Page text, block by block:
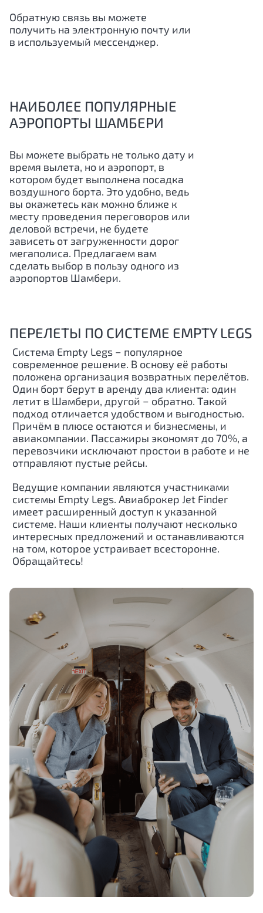
Обратную связь вы можете
получить на электронную почту или
в используемый мессенджер.
НАИБОЛЕЕ ПОПУЛЯРНЫЕ
АЭРОПОРТЫ ШАМБЕРИ
Вы можете выбрать не только дату и
время вылета, но и аэропорт, в
котором будет выполнена посадка
воздушного борта. Это удобно, ведь
вы окажетесь как можно ближе к
месту проведения переговоров или
деловой встречи, не будете
зависеть от загруженности дорог
мегаполиса. Предлагаем вам
сделать выбор в пользу одного из
аэропортов Шамбери.
ПЕРЕЛЕТЫ ПО СИСТЕМЕ EMPTY LEGS
Система Empty Legs − популярное
современное решение. В основу её работы
положена организация возвратных перелётов.
Один борт берут в аренду два клиента: один
летит в Шамбери, другой − обратно. Такой
подход отличается удобством и выгодностью.
Причём в плюсе остаются и бизнесмены, и
авиакомпании. Пассажиры экономят до 70%, а
перевозчики исключают простои в работе и не
отправляют пустые рейсы.
Ведущие компании являются участниками
системы Empty Legs. Авиаброкер Jet Finder
имеет расширенный доступ к указанной
системе. Наши клиенты получают несколько
интересных предложений и останавливаются
на том, которое устраивает всесторонне.
Обращайтесь!